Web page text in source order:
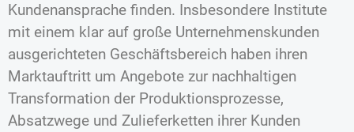
Kundenansprache finden. Insbesondere Institute
mit einem klar auf große Unternehmenskunden
ausgerichteten Geschäftsbereich haben ihren
Marktauftritt um Angebote zur nachhaltigen
Transformation der Produktionsprozesse,
Absatzwege und Zulieferketten ihrer Kunden